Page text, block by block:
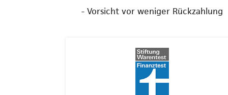
- Vorsicht vor weniger Rückzahlung